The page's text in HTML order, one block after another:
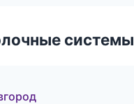
системы